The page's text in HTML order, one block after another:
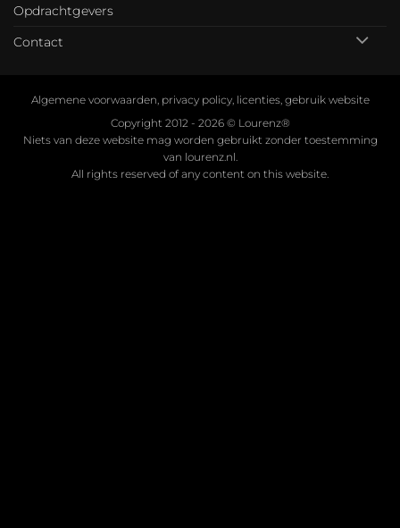
Opdrachtgevers
Contact
Algemene voorwaarden, privacy policy, licenties, gebruik website
Copyright 2012 - 2026 © Lourenz®
Niets van deze website mag worden gebruikt zonder toestemming
van lourenz.nl.
All rights reserved of any content on this website.